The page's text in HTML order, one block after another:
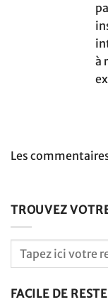
à
Les
TROUVEZ
FACILE DE